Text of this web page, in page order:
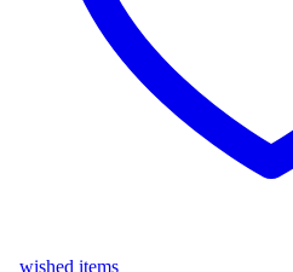
wished items